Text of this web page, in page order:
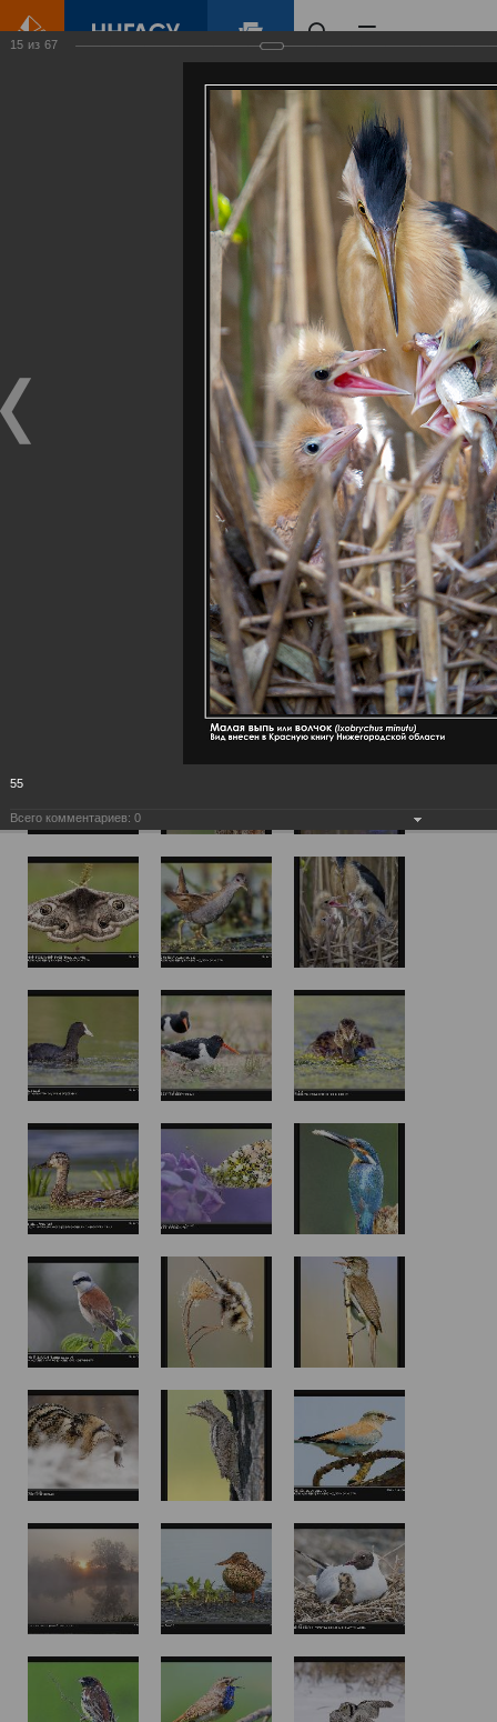
Галерея
Артемовские луга – жемчужина Нижегородского Поволжья
Фотогалерея
15 из 67
55
Всего комментариев: 0